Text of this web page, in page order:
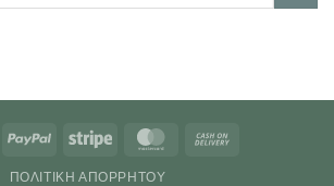
φοινικέλαιο;
PayPal Stripe MasterCard
ΠΟΛΙΤΙΚΉ ΑΠΟΡΡΉΤΟΥ